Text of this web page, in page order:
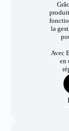
la
Avec
en